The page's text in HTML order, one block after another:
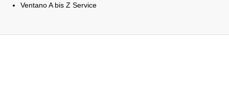
Ventano A bis Z Service